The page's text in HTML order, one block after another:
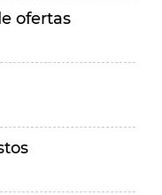
ofertas